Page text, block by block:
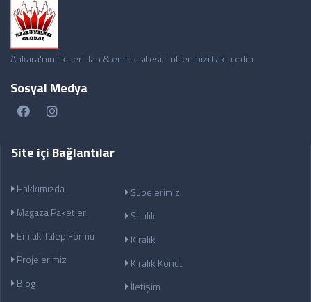
Ankara'nın ilk seri ilan & emlak sitesi. Lütfen bizi takip edin
Sosyal Medya
Site içi Bağlantılar
Hakkımızda
Mağaza Paketleri
Emlak Talep Formu
Projelerimiz
Blog
Şubelerimiz
Satılık
Kiralık
Kiralık Konut
İletişim